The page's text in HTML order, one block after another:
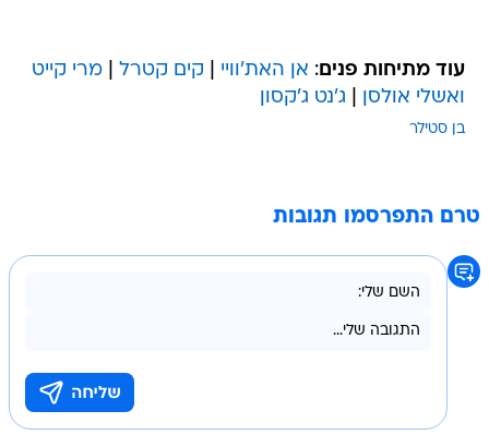
עוד מתיחות פנים: אן האת'וויי קים קטרל |מרי קייט
ואשלי אולסן
ג'נט ג'קסון
בן סטילר
טרם התפרסמו תגובות